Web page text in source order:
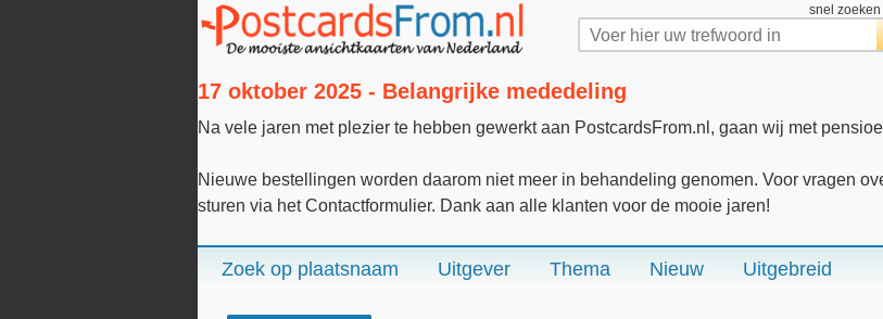
snel zoeken
17 oktober 2025 - Belangrijke mededeling
Na vele jaren met plezier te hebben gewerkt aan PostcardsFrom.nl, gaan wij met
Nieuwe bestellingen worden daarom niet meer in behandeling genomen. Voor vragen
sturen via het Contactformulier. Dank aan alle klanten voor de mooie jaren!
Zoek op plaatsnaam Uitgever Thema Nieuw Uitgebreid